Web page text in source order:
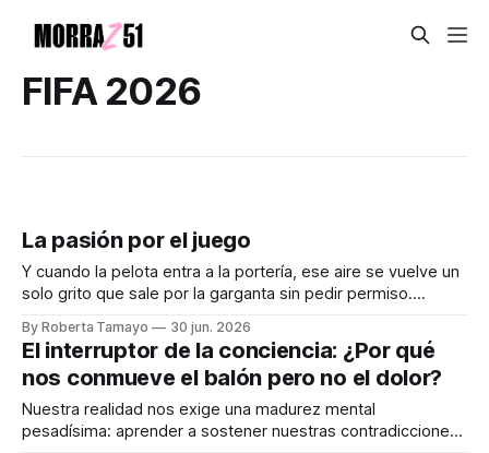
FIFA 2026
La pasión por el juego
Y cuando la pelota entra a la portería, ese aire se vuelve un
solo grito que sale por la garganta sin pedir permiso.
con la profundidad que se podría. Por más simple que sea
un juego —patear un balón—, millones de
By Roberta Tamayo 30 jun. 2026
El interruptor de la conciencia: ¿Por qué
nos conmueve el balón pero no el dolor?
Nuestra realidad nos exige una madurez mental
pesadísima: aprender a sostener nuestras contradicciones.